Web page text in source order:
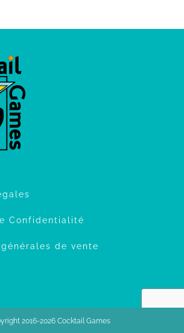
Confidentialité
de vente
2016-2026 Cocktail Games